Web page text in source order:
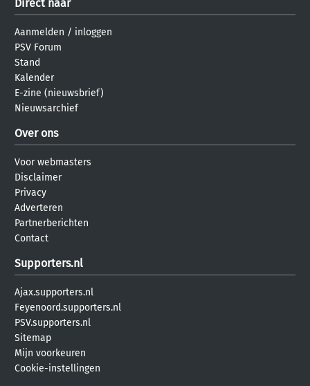
Direct naar
Aanmelden / inloggen
PSV Forum
Stand
Kalender
E-zine (nieuwsbrief)
Nieuwsarchief
Over ons
Voor webmasters
Disclaimer
Privacy
Adverteren
Partnerberichten
Contact
Supporters.nl
Ajax.supporters.nl
Feyenoord.supporters.nl
PSV.supporters.nl
Sitemap
Mijn voorkeuren
Cookie-instellingen